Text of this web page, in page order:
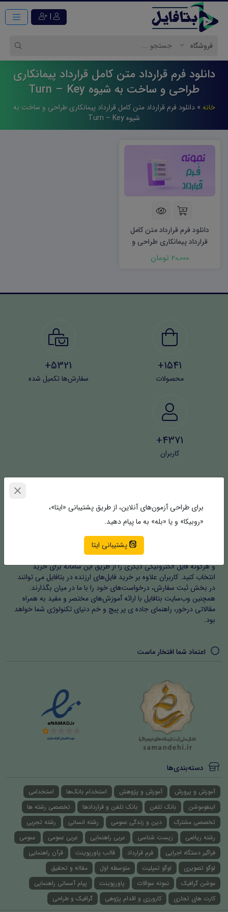
|
دانلود فرم قرارداد متن کامل قرارداد پیمانکاری
طراحی و ساخت به شیوه Turn – Key
خانه »دانلود فرم قرارداد متن کامل قرارداد پیمانکاری طراحی و ساخت به
شیوه Turn – Key
دانلود فرم قرارداد متن کامل
قرارداد پیمانکاری طراحی و
ساخت به شیوه Turn – Key
20,000 تومان
1541+
محصولات
5321+
سفارش‌ها تکمیل شده
4371+
کاربران
بتافایل | مرکز خرید و سفارش فایل های با ارزش، فعالیت حرفه ای خود را
با اخذ مجوزهای مربوطه در شهریور ماه ۱۴۰۲ آغاز کرد. بتافایل به کاربران
امکان می‌دهد که فایل های الکترونیکی اعم از پروژه‌های دانشگاهی،
مقالات، فرم‌ها و مستندات، نرم افزار، افزونه، اینفوموشن و موشن گرافیک
و هرگونه فایل الکترونیکی دیگری را از طریق این سامانه برای خرید
انتخاب کنید. کاربران علاوه بر خرید فایل‌های ارزنده در بتافایل می توانند
در بخش ثبت سفارش، درخواست‌های خود را با ما در میان بگذارند.
همچنین وب‌سایت بتافایل با ارائه آموزش‌های مختصر و مفید به همراه
مقالاتی درخور، راهنمای جاده ی پر پیچ و خم دنیای تکنولوژی شما خواهد
بود.
اعتماد شما افتخار ماست
دسته‌بندی‌ها
آموزش و پرورش آموزش و پژوهش استخدام بانک‌ها
استخدامی
اینفوموشن
بانک تلفن بانک تلفن و قراردادها
تخصصی رشته ها
تخصصی مشترک
دین و زندگی عمومی رشته انسانی
رشته تجربی
رشته ریاضی
زیست شناسی عربی راهنمایی عربی عمومی
عمومی
فراگیر دستگاه اجرایی
فرم قرارداد قالب پاورپوینت
قرآن راهنمایی
لوگو تصویری
لوگو تمپلیت متوسطه اول
مقاله و تحقیق
موشن گرافیک
نمونه سوالات پاورپوینت
پیام آسمانی راهنمایی
کارت های تجاری
کارورزی و اقدام پژوهی گرافیک و طراحی
برای طراحی آزمون‌های آنلاین، از طریق پشتیبانی «ایتا»،
«روبیکا» و یا «بله» به ما پیام دهید.
پشتیبانی ایتا